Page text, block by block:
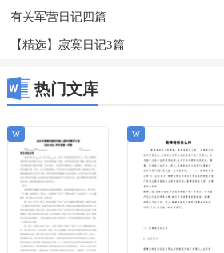
有关军营日记四篇
【精选】寂寞日记3篇
热门文库
w w